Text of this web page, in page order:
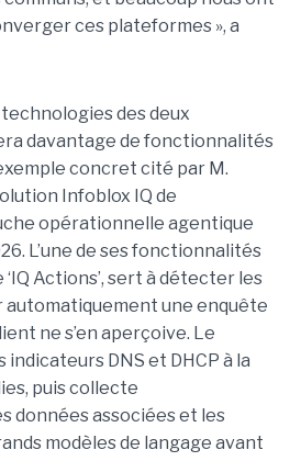
ces plateformes », a
des deux
davantage de fonctionnalités
concret cité par M.
Infoblox IQ de
opérationnelle agentique
L’une de ses fonctionnalités
Actions’, sert à détecter les
automatiquement une enquête
ne s’en aperçoive. Le
DNS et DHCP à la
puis collecte
données associées et les
modèles de langage avant